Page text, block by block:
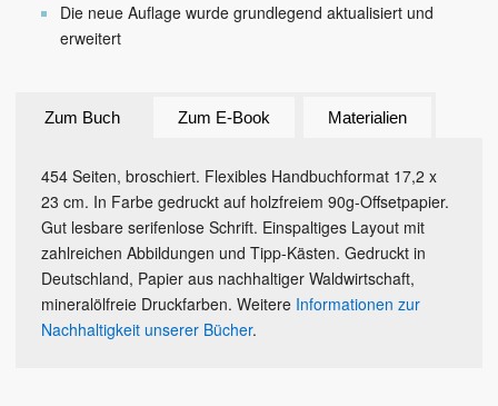
Die neue Auflage wurde grundlegend aktualisiert und
erweitert
Zum Buch Zum E-Book Materialien
454 Seiten, broschiert. Flexibles Handbuchformat 17,2 x
23 cm. In Farbe gedruckt auf holzfreiem 90g-Offsetpapier.
Gut lesbare serifenlose Schrift. Einspaltiges Layout mit
zahlreichen Abbildungen und Tipp-Kästen. Gedruckt in
Deutschland, Papier aus nachhaltiger Waldwirtschaft,
mineralölfreie Druckfarben. Weitere Informationen zur
Nachhaltigkeit unserer Bücher.